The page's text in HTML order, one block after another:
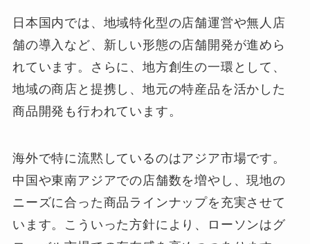
日本国内では、地域特化型の店舗運営や無人店
舗の導入など、新しい形態の店舗開発が進めら
れています。さらに、地方創生の一環として、
地域の商店と提携し、地元の特産品を活かした
商品開発も行われています。
海外で特に流黙しているのはアジア市場です。
中国や東南アジアでの店舗数を増やし、現地の
ニーズに合った商品ラインナップを充実させて
います。こういった方針により、ローソンはグ